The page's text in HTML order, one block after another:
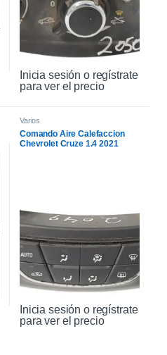
Inicia sesión o regístrate
para ver el precio
Varios
Comando Aire Calefaccion
Chevrolet Cruze 1.4 2021
Inicia sesión o regístrate
para ver el precio